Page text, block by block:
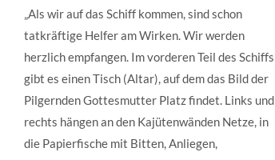
„Als wir auf das Schiff kommen, sind schon
tatkräftige Helfer am Wirken. Wir werden
herzlich empfangen. Im vorderen Teil des Schiffs
gibt es einen Tisch (Altar), auf dem das Bild der
Pilgernden Gottesmutter Platz findet. Links und
rechts hängen an den Kajütenwänden Netze, in
die Papierfische mit Bitten, Anliegen,